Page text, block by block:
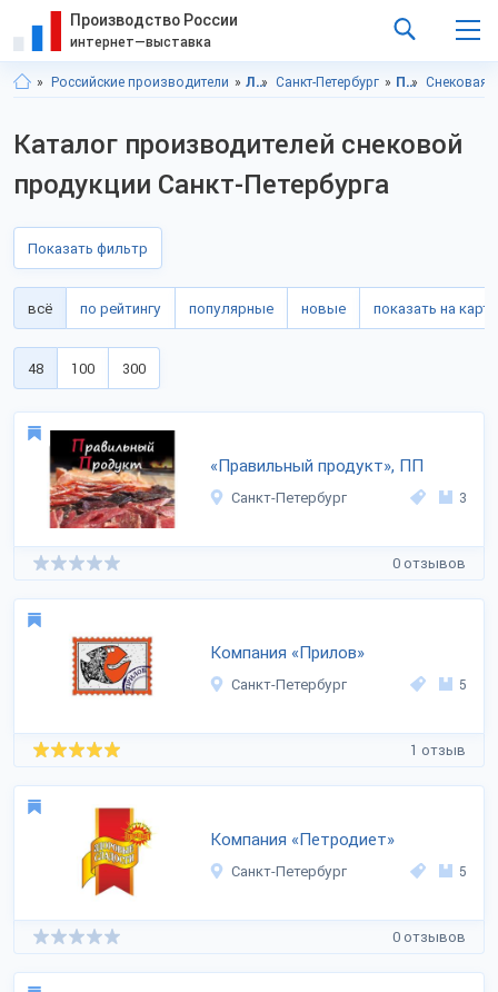
Производство России
интернет—выставка
Российские производители Ленинградская область Санкт-Петербург Продукты питания Снековая
Каталог производителей снековой
продукции Санкт-Петербурга
Показать фильтр
всё по рейтингу популярные новые показать на карте
48 100 300
«Правильный продукт», ПП
Санкт-Петербург 3
0 отзывов
Компания «Прилов»
Санкт-Петербург 5
1 отзыв
Компания «Петродиет»
Санкт-Петербург 5
0 отзывов